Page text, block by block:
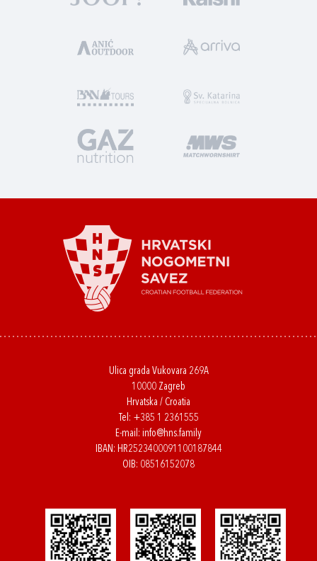
Ulica grada Vukovara 269A
10000 Zagreb
Hrvatska / Croatia
Tel: +385 1 2361555
E-mail: info@hns.family
IBAN: HR2523400091100187844
OIB: 08516152078